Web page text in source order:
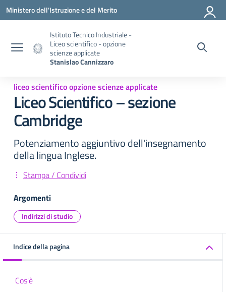
Vai ai contenuti
Vai al menu di navigazione
Vai al footer
Ministero dell'Istruzione e del Merito
Istituto Tecnico Industriale -
Liceo scientifico - opzione
scienze applicate
Stanislao Cannizzaro
liceo scientifico opzione scienze applicate
Liceo Scientifico – sezione
Cambridge
Potenziamento aggiuntivo dell'insegnamento
della lingua Inglese.
Stampa / Condividi
Argomenti
Indirizzi di studio
Indice della pagina
Cos'è